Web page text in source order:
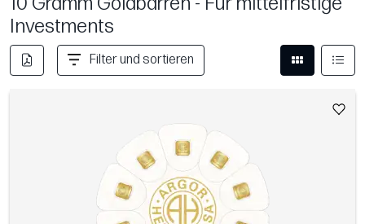
Investments
Filter und sortieren